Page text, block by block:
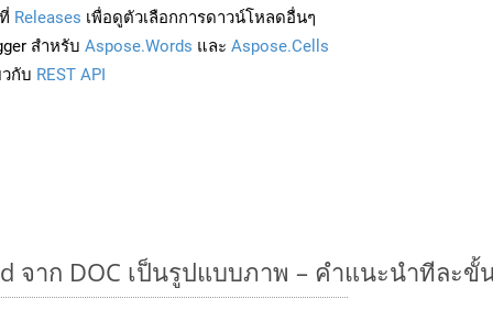
Releases เพื่อดูตัวเลือกการดาวน์โหลดอื่นๆ
สำหรับ Aspose.Words และ Aspose.Cells
กับ REST API
จาก DOC เป็นรูปแบบภาพ – คำแนะนำทีละขั้